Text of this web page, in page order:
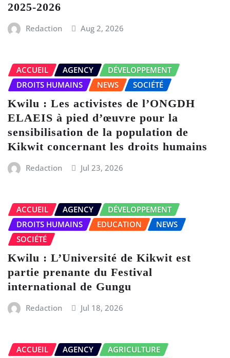
2025-2026
Redaction Aug 2, 2026
ACCUEIL AGENCY
DÉVELOPPEMENT
DROITS HUMAINS
NEWS SOCIÉTÉ
Kwilu : Les activistes de l’ONGDH
ELAEIS à pied d’œuvre pour la
sensibilisation de la population de
Kikwit concernant les droits humains
Redaction Jul 23, 2026
ACCUEIL AGENCY
DÉVELOPPEMENT
DROITS HUMAINS
EDUCATION
NEWS
SOCIÉTÉ
Kwilu : L’Université de Kikwit est
partie prenante du Festival
international de Gungu
Redaction Jul 18, 2026
ACCUEIL AGENCY
AGRICULTURE